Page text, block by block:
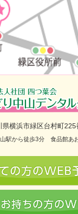
県横浜市緑区台村町225
駅から徒歩3分 食品館あ